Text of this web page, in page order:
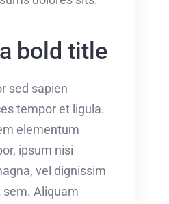
bold title
sed sapien
tempor et ligula.
elementum
ipsum nisi
vel dignissim
sem. Aliquam